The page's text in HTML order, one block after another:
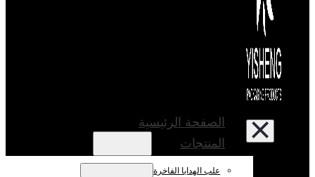
الصفحة الرئيسية
المنتجات
علب الهدايا الفاخرة